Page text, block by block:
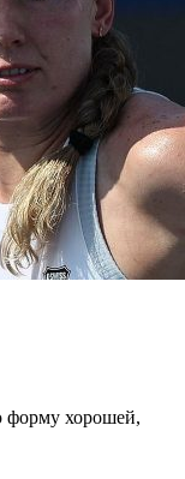
форму хорошей,